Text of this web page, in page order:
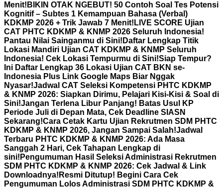
Menit! BIKIN OTAK NGEBUT! 50 Contoh Soal Tes Potensi
Kognitif – Subtes 1 Kemampuan Bahasa (Verbal)
KDKMP 2026 + Trik Jawab 7 Menit! LIVE SCORE Ujian
CAT PHTC KDKMP & KNMP 2026 Seluruh Indonesia!
Pantau Nilai Sainganmu di Sini! Daftar Lengkap Titik
Lokasi Mandiri Ujian CAT KDKMP & KNMP Seluruh
Indonesia! Cek Lokasi Tempurmu di Sini!Siap Tempur?
Ini Daftar Lengkap 36 Lokasi Ujian CAT BKN se-
Indonesia Plus Link Google Maps Biar Nggak
Nyasar!Jadwal CAT Seleksi Kompetensi PHTC KDKMP
& KNMP 2026: Siapkan Dirimu, Pelajari Kisi-Kisi & Soal di
Sini!Jangan Terlena Libur Panjang! Batas Usul KP
Periode Juli di Depan Mata, Cek Deadline SIASN
Sekarang!Cara Cetak Kartu Ujian Rekrutmen SDM PHTC
KDKMP & KNMP 2026, Jangan Sampai Salah!Jadwal
Terbaru PHTC KDKMP & KNMP 2026: Ada Masa
Sanggah 2 Hari, Cek Tahapan Lengkap di
sini! Pengumuman Hasil Seleksi Administrasi Rekrutmen
SDM PHTC KDKMP & KNMP 2026: Cek Jadwal & Link
Downloadnya! Resmi Ditutup! Begini Cara Cek
Pengumuman Lolos Administrasi SDM PHTC KDKMP &